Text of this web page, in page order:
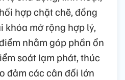
hợp chặt chẽ, đồng
khóa mở rộng hợp lý,
nhằm góp phần ổn
soát lạm phát, thúc
đảm các cân đối lớn